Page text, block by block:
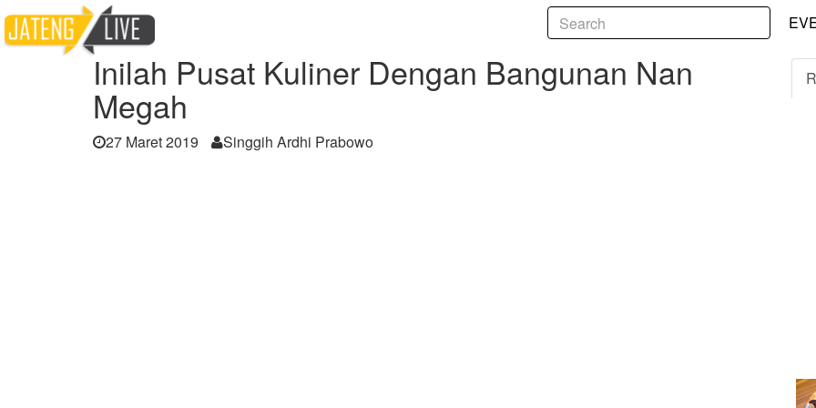
Home Inilah Pusat Kuliner Dengan Bangunan Nan Megah
Inilah Pusat Kuliner Dengan Bangunan Nan
Megah
27 Maret 2019 Singgih Ardhi Prabowo